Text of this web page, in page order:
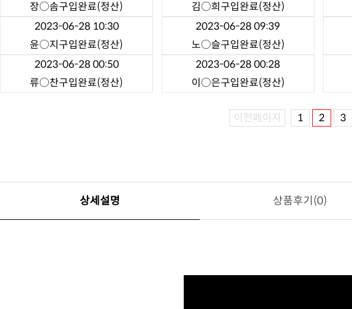
장○솜구입완료(정산)
김○희 구입완료(정산)
2023-06-28 10:30
윤○지 구입완료(정산)
2023-06-28 09:39
노○슬구입완료(정산)
2023-06-28 00:50
류○찬구입완료(정산)
2023-06-28 00:28
이○은구입완료(정산)
이전페이지 1 2 3
상세설명 상품후기(0)